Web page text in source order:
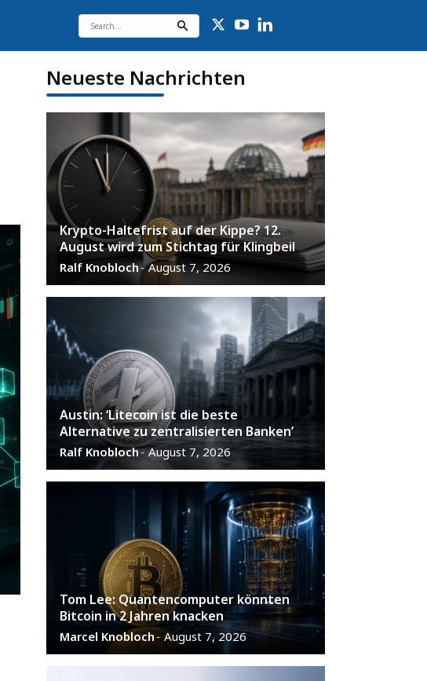
Neueste Nachrichten
Krypto-Haltefrist auf der Kippe? 12.
August wird zum Stichtag für Klingbeil
Ralf Knobloch- August 7, 2026
Austin: ‘Litecoin ist die beste
Alternative zu zentralisierten Banken’
Ralf Knobloch- August 7, 2026
Tom Lee: Quantencomputer könnten
Bitcoin in 2 Jahren knacken
Marcel Knobloch- August 7, 2026